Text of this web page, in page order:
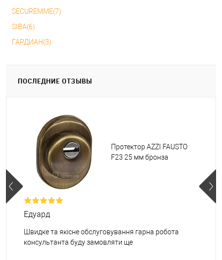
SECUREMME(7)
SIBA(6)
ГАРДИАН(3)
ПОСЛЕДНИЕ ОТЗЫВЫ
Протектор AZZI FAUSTO
F23 25 мм бронза
Едуард
Швидке та якісне обслуговування гарна робота
консультанта буду замовляти ще